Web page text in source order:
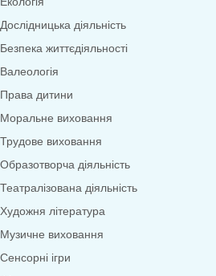
Переглянути категорії
Дидактичні ігри
Дидактичні ігри безкоштовно (*1грн)
Англійська мова
Грамота
Розвиток мовлення
Математика